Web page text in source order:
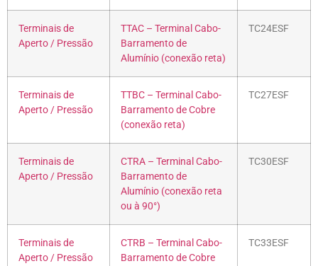
Terminais de
Aperto / Pressão
TTAC – Terminal Cabo-
Barramento de
Alumínio (conexão reta)
TC24ESF
Terminais de
Aperto / Pressão
TTBC – Terminal Cabo-
Barramento de Cobre
(conexão reta)
TC27ESF
Terminais de
Aperto / Pressão
CTRA – Terminal Cabo-
Barramento de
Alumínio (conexão reta
ou à 90°)
TC30ESF
Terminais de
Aperto / Pressão
CTRB – Terminal Cabo-
Barramento de Cobre
TC33ESF